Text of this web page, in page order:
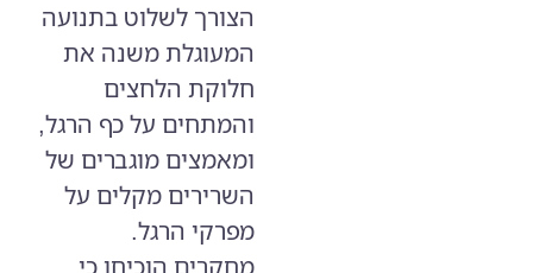
הצורך לשלוט בתנועה
המעוגלת משנה את
חלוקת הלחצים
והמתחים על כף הרגל,
ומאמצים מוגברים של
השרירים מקלים על
מפרקי הרגל.